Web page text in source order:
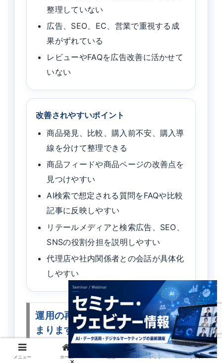
整理していない
広告、SEO、EC、営業で重視する成
果がずれている
レビューやFAQを広告改善に活かせて
いない
改善されやすいポイント
商品発見、比較、購入前不安、購入導
線を分けて整理できる
商品フィードや商品ページの改善点を
見つけやすい
AI検索で想定される質問をFAQや比較
記事に反映しやすい
リテールメディアと検索広告、SEO、
SNSの役割分担を説明しやすい
代理店や社内関係者との会話が具体化
しやすい
運用の再現性と説明のしやすさが高
まります
リテールメディア検索広告の成果は、配信
メニュー ホーム 検索 トップ サイドバー